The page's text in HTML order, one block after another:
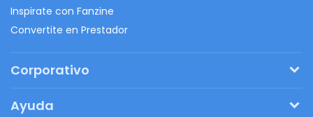
Inspirate con Fanzine
Convertite en Prestador
Corporativo
Ayuda